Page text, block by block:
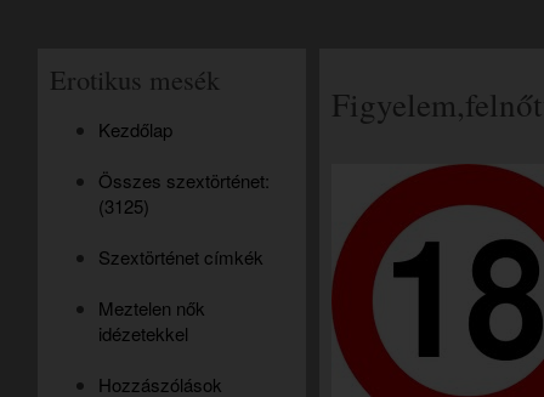
Erotikus mesék
Kezdőlap
Összes szextörténet:
(3125)
Szextörténet címkék
Meztelen nők
idézetekkel
Hozzászólások